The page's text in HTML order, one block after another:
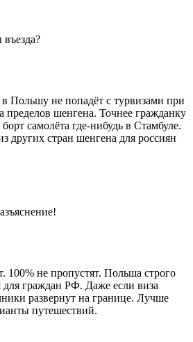
Польшу не попадёт с турвизами при
пределов шенгена. Точнее гражданку
самолёта где-нибудь в Стамбуле.
других стран шенгена для россиян
100% не пропустят. Польша строго
для граждан РФ. Даже если виза
развернут на границе. Лучше
путешествий.